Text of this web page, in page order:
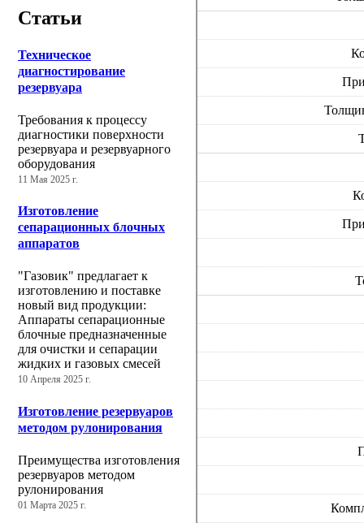
Статьи
Техническое
диагностирование
резервуара
Требования к процессу
диагностики поверхности
резервуара и резервуарного
оборудования
11 Мая 2025 г.
Изготовление
сепарационных блочных
аппаратов
"Газовик" предлагает к
изготовлению и поставке
новый вид продукции:
Аппараты сепарационные
блочные предназначенные
для очистки и сепарации
жидких и газовых смесей
10 Апреля 2025 г.
Изготовление резервуаров
методом рулонирования
Преимущества изготовления
резервуаров методом
рулонирования
01 Марта 2025 г.